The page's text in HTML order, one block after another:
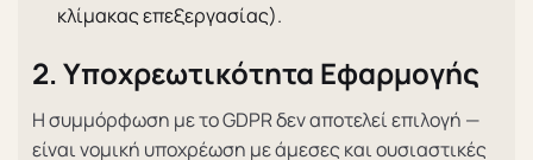
κλίμακας επεξεργασίας).
2. Υποχρεωτικότητα Εφαρμογής
Η συμμόρφωση με το GDPR δεν αποτελεί επιλογή —
είναι νομική υποχρέωση με άμεσες και ουσιαστικές